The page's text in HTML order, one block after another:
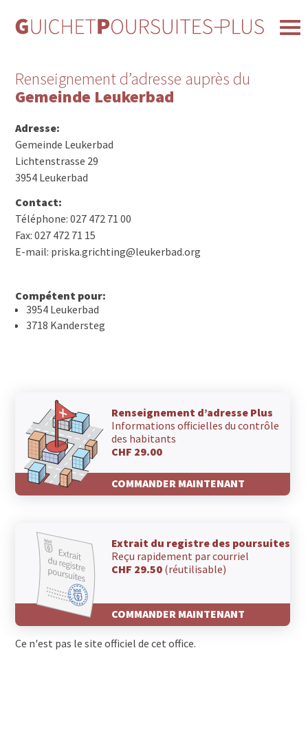
Renseignement d’adresse auprès du
Gemeinde Leukerbad
Adresse:
Gemeinde Leukerbad
Lichtenstrasse 29
3954 Leukerbad
Contact:
Téléphone: 027 472 71 00
Fax: 027 472 71 15
E-mail: priska.grichting@leukerbad.org
Compétent pour:
3954 Leukerbad
3718 Kandersteg
Renseignement d’adresse Plus
Informations officielles du contrôle
des habitants
CHF 29.00
COMMANDER MAINTENANT
Extrait du registre des poursuites
Reçu rapidement par courriel
CHF 29.50 (réutilisable)
COMMANDER MAINTENANT
Ce n'est pas le site officiel de cet office.